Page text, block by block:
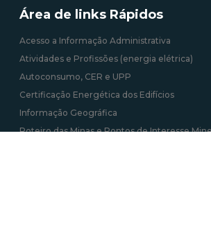
Área de links Rápidos
Acesso a Informação Administrativa
Atividades e Profissões (energia elétrica)
Autoconsumo, CER e UPP
Certificação Energética dos Edifícios
Informação Geográfica
Roteiro das Minas e Pontos de Interesse